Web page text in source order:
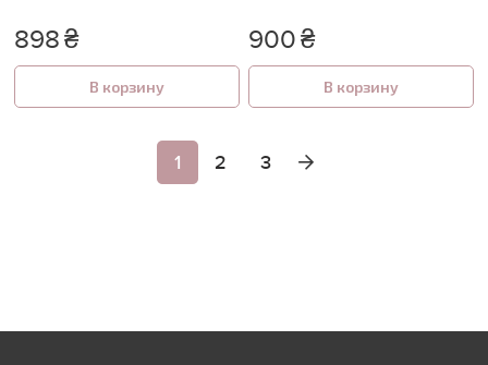
898₴
В корзину
900₴
В корзину
1 2 3